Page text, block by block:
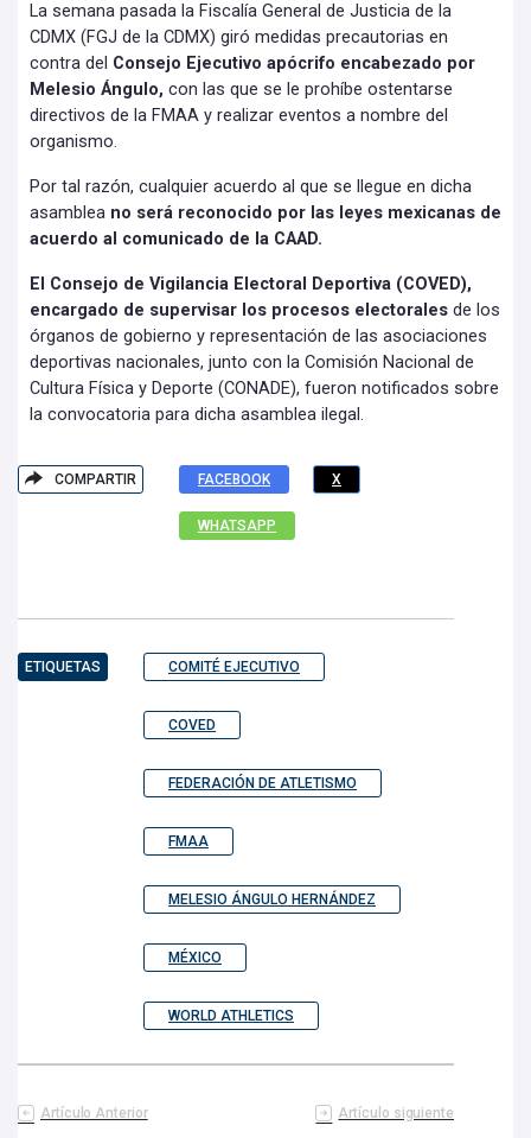
La semana pasada la Fiscalía General de Justicia de la
CDMX (FGJ de la CDMX) giró medidas precautorias en
contra del Consejo Ejecutivo apócrifo encabezado por
Melesio Ángulo, con las que se le prohíbe ostentarse
directivos de la FMAA y realizar eventos a nombre del
organismo.
Por tal razón, cualquier acuerdo al que se llegue en dicha
asamblea no será reconocido por las leyes mexicanas de
acuerdo al comunicado de la CAAD.
El Consejo de Vigilancia Electoral Deportiva (COVED),
encargado de supervisar los procesos electorales de los
órganos de gobierno y representación de las asociaciones
deportivas nacionales, junto con la Comisión Nacional de
Cultura Física y Deporte (CONADE), fueron notificados sobre
la convocatoria para dicha asamblea ilegal.
COMPARTIR FACEBOOK X
WHATSAPP
ETIQUETAS COMITÉ EJECUTIVO
COVED
FEDERACIÓN DE ATLETISMO
FMAA
MELESIO ÁNGULO HERNÁNDEZ
MÉXICO
WORLD ATHLETICS
Artículo Anterior Artículo siguiente